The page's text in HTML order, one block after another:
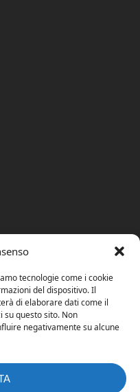
tecnologie come i cookie
del dispositivo. Il
di elaborare dati come il
su questo sito. Non
negativamente su alcune